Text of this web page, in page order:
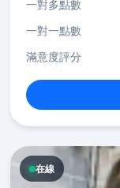
一對多點數
一對一點數
滿意度評分
在線